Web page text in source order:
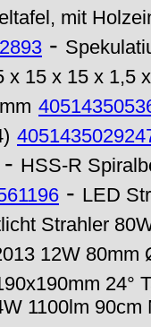
mit
-
x 15 x 15 x 1,5
- HSS-R
- LED
Strahler
12W
24°
1100lm 90cm